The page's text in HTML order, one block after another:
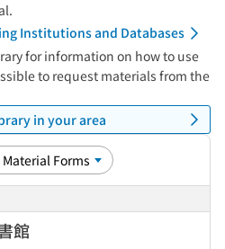
Institutions and Databases
for information on how to use
to request materials from the
in your area
館